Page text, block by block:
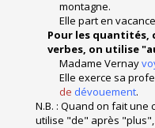
montagne.
Elle part en
Pour les quantités,
verbes, on utilise
Madame Vernay
Elle exerce sa
de dévouement.
N.B. : Quand on fait une
utilise "de" après